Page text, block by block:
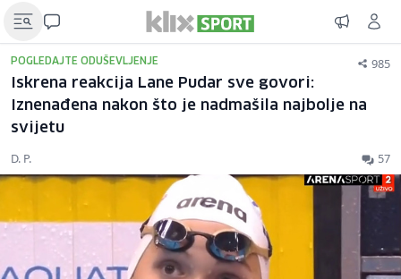
POGLEDAJTE ODUŠEVLJENJE 985
Iskrena reakcija Lane Pudar sve govori:
Iznenađena nakon što je nadmašila najbolje na
svijetu
D. P. 57